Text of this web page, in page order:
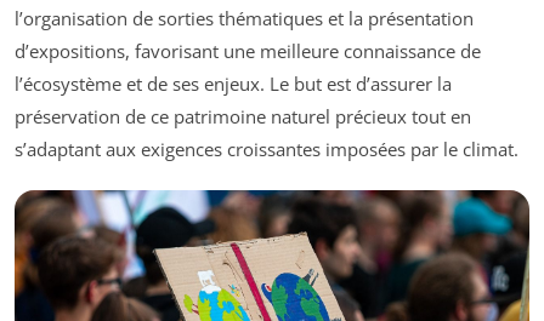
l’organisation de sorties thématiques et la présentation
d’expositions, favorisant une meilleure connaissance de
l’écosystème et de ses enjeux. Le but est d’assurer la
préservation de ce patrimoine naturel précieux tout en
s’adaptant aux exigences croissantes imposées par le climat.